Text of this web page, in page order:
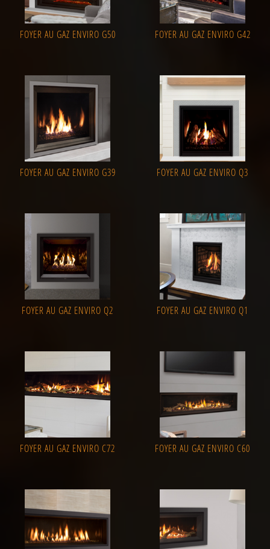
FOYER AU GAZ ENVIRO G50 FOYER AU GAZ ENVIRO G42
FOYER AU GAZ ENVIRO G39 FOYER AU GAZ ENVIRO Q3
FOYER AU GAZ ENVIRO Q2 FOYER AU GAZ ENVIRO Q1
FOYER AU GAZ ENVIRO C72 FOYER AU GAZ ENVIRO C60